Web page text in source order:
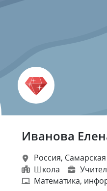
Иванова
Россия,
Школа
Математика,